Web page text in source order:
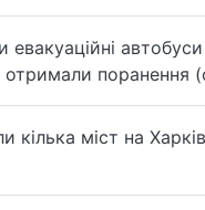
поранення
кілька міст на